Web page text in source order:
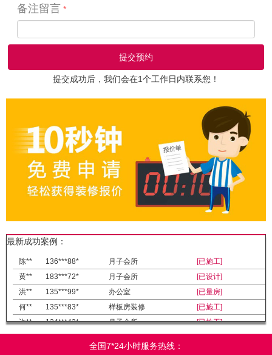
备注留言
提交成功后，我们会在1个工作日内联系您！
最新成功案例：
陈** 136***88* 月子会所
[已施工]
黄**
183***72* 月子会所
[已设计]
洪**
135***99* 办公室
[已量房]
何**
135***83* 样板房装修
[已施工]
许**
134***43* 月子会所
[已施工]
全国7*24小时服务热线：